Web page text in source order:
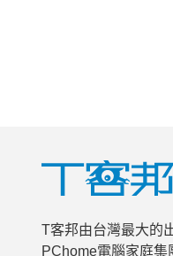
T客邦由台灣最大的
PChome電腦家庭